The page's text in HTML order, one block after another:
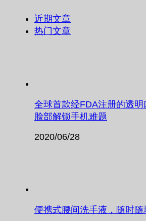
近期文章
热门文章
全球首款经FDA注册的透
脸部解锁手机难题
2020/06/28
便携式腰间洗手液，随时